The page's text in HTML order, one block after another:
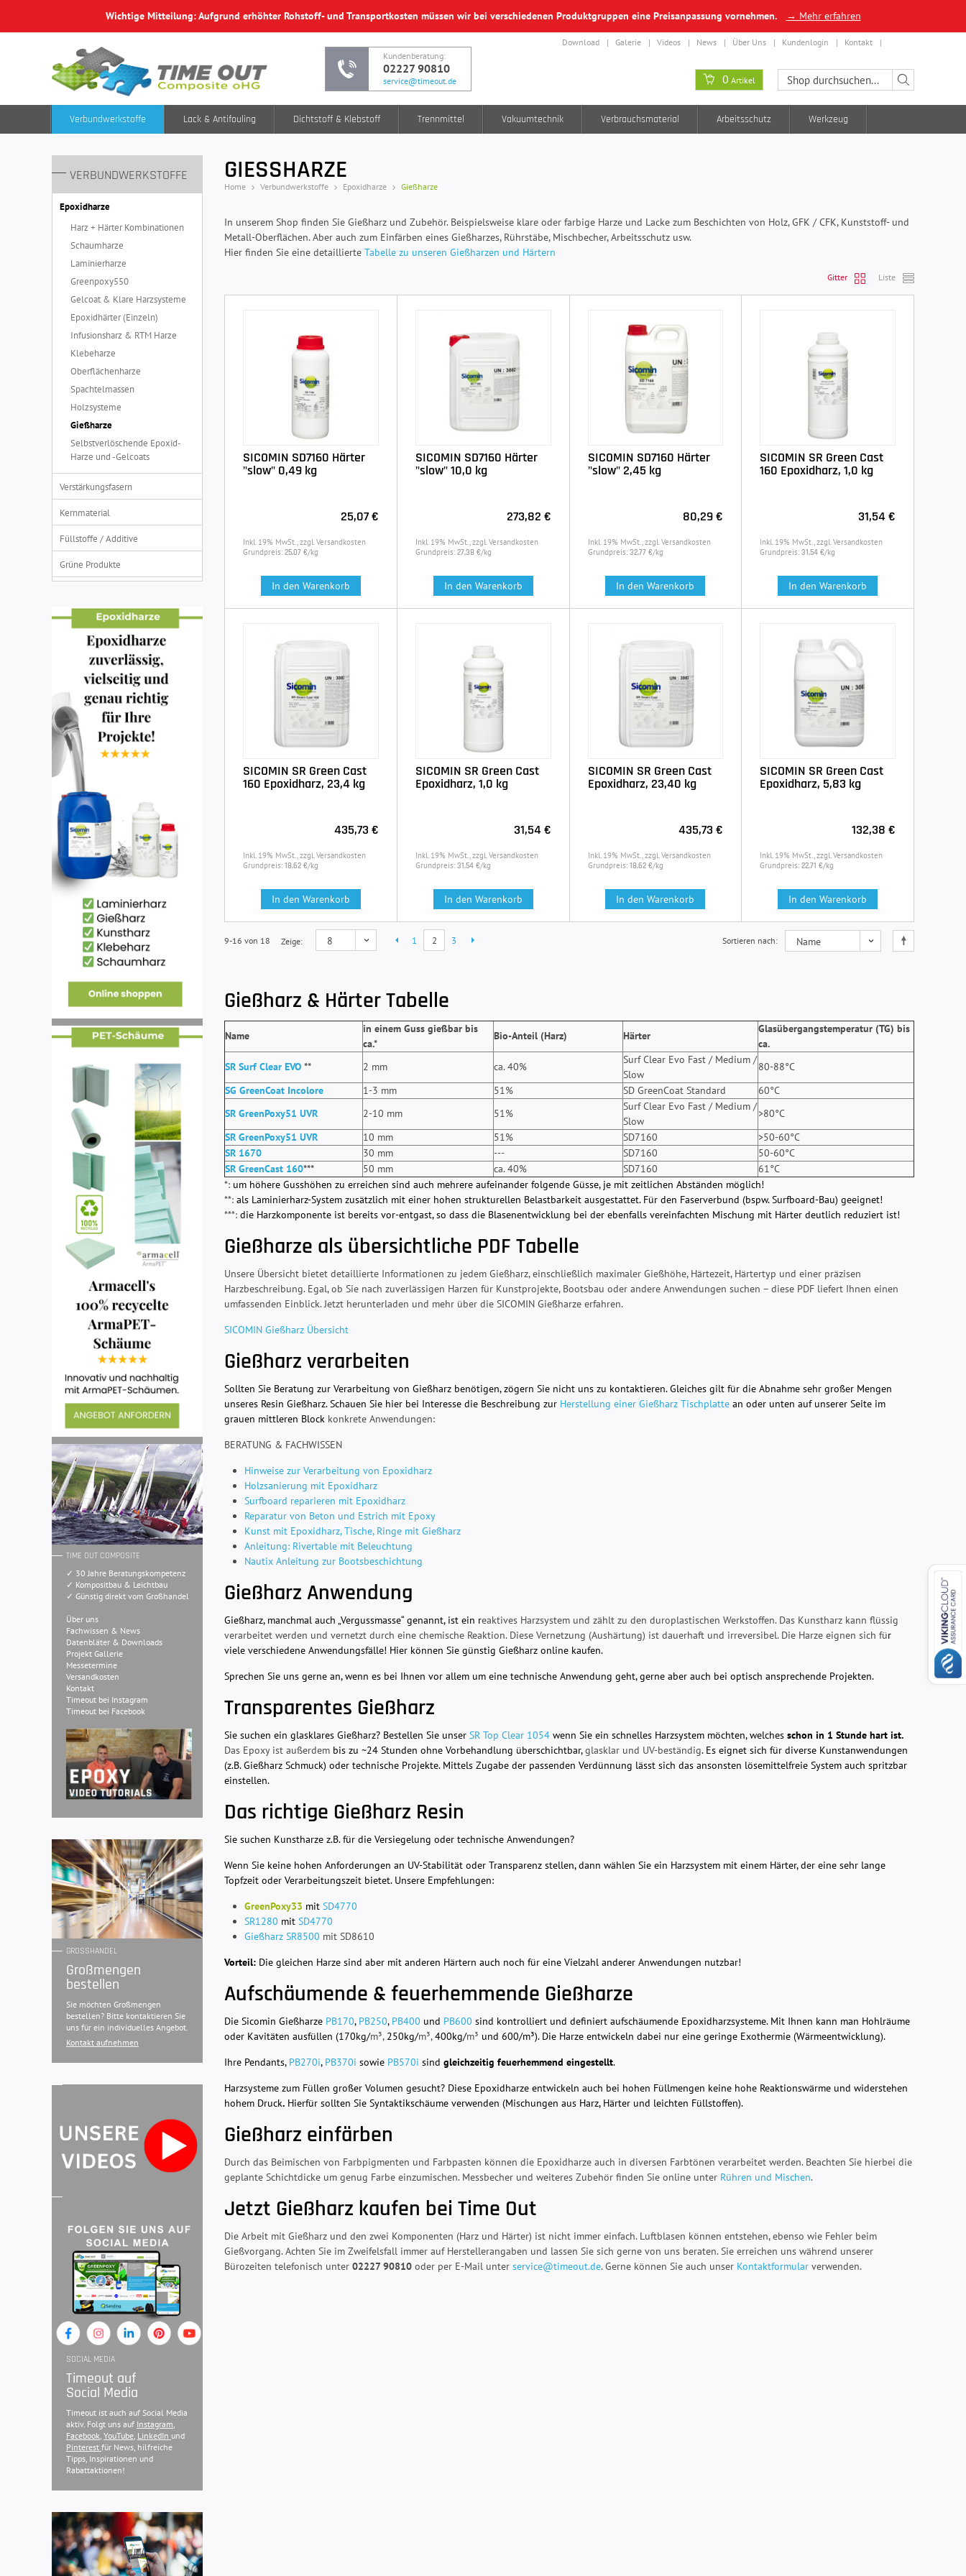
Wichtige Mitteilung: Aufgrund erhöhter Rohstoff- und Transportkosten müssen wir bei verschiedenen Produktgruppen eine Preisanpassung vornehmen. → Mehr erfahren
Kundenberatung:
02227 90810
service@timeout.de
Download Galerie Videos News Über Uns Kundenlogin Kontakt
0 Artikel
Verbundwerkstoffe Lack & Antifouling Dichtstoff & Klebstoff Trennmittel Vakuumtechnik Verbrauchsmaterial Arbeitsschutz Werkzeug
VERBUNDWERKSTOFFE
Epoxidharze
Harz + Härter Kombinationen
Schaumharze
Laminierharze
Greenpoxy550
Gelcoat & Klare Harzsysteme
Epoxidhärter (Einzeln)
Infusionsharz & RTM Harze
Klebeharze
Oberflächenharze
Spachtelmassen
Holzsysteme
Gießharze
Selbstverlöschende Epoxid-
Harze und -Gelcoats
Verstärkungsfasern
Kernmaterial
Füllstoffe / Additive
Grüne Produkte
GIESSHARZE
Home Verbundwerkstoffe Epoxidharze Gießharze
In unserem Shop finden Sie Gießharz und Zubehör. Beispielsweise klare oder farbige Harze und Lacke zum Beschichten von Holz, GFK / CFK, Kunststoff- und
Metall-Oberflächen. Aber auch zum Einfärben eines Gießharzes, Rührstäbe, Mischbecher, Arbeitsschutz usw.
Hier finden Sie eine detaillierte Tabelle zu unseren Gießharzen und Härtern
Gitter Liste
SICOMIN SD7160 Härter
"slow" 0,49 kg
25,07 €
Inkl. 19% MwSt., zzgl. Versandkosten
Grundpreis: 25,07 €/kg
In den Warenkorb
SICOMIN SD7160 Härter
"slow" 10,0 kg
273,82 €
Inkl. 19% MwSt., zzgl. Versandkosten
Grundpreis: 27,38 €/kg
In den Warenkorb
SICOMIN SD7160 Härter
"slow" 2,45 kg
80,29 €
Inkl. 19% MwSt., zzgl. Versandkosten
Grundpreis: 32,77 €/kg
In den Warenkorb
SICOMIN SR Green Cast
160 Epoxidharz, 1,0 kg
31,54 €
Inkl. 19% MwSt., zzgl. Versandkosten
Grundpreis:31,54 €/kg
In den Warenkorb
SICOMIN SR Green Cast
160 Epoxidharz, 23,4 kg
435,73 €
Inkl. 19% MwSt., zzgl. Versandkosten
Grundpreis: 18,62 €/kg
In den Warenkorb
SICOMIN SR Green Cast
Epoxidharz, 1,0 kg
31,54 €
Inkl. 19% MwSt., zzgl. Versandkosten
Grundpreis: 31,54 €/kg
In den Warenkorb
SICOMIN SR Green Cast
Epoxidharz, 23,40 kg
435,73 €
Inkl. 19% MwSt., zzgl. Versandkosten
Grundpreis: 18,62 €/kg
In den Warenkorb
SICOMIN SR Green Cast
Epoxidharz, 5,83 kg
132,38 €
Inkl. 19% MwSt., zzgl. Versandkosten
Grundpreis:22,71 €/kg
In den Warenkorb
Sortieren nach
9-16 von 18 Zeige 1 2 3
Gießharz & Härter Tabelle
Name
in einem Guss gießbar bis
ca.*
Bio-Anteil (Harz) Härter
Glasübergangstemperatur (TG) bis
ca.
SR Surf Clear EVO ** 2 mm ca. 40%
Surf Clear Evo Fast / Medium /
Slow
80-88°C
SG GreenCoat Incolore
1-3 mm 51% SD GreenCoat Standard
60°C
SR GreenPoxy51 UVR
2-10 mm 51%
Surf Clear Evo Fast / Medium /
Slow
>80°C
SR GreenPoxy51 UVR
10 mm 51% SD7160
>50-60°C
SR 1670
30 mm --- SD7160
50-60°C
SR GreenCast 160*** 50 mm ca. 40% SD7160
61°C
*: um höhere Gusshöhen zu erreichen sind auch mehrere aufeinander folgende Güsse, je mit zeitlichen Abständen möglich!
**: als Laminierharz-System zusätzlich mit einer hohen strukturellen Belastbarkeit ausgestattet. Für den Faserverbund (bspw. Surfboard-Bau) geeignet!
***: die Harzkomponente ist bereits vor-entgast, so dass die Blasenentwicklung bei der ebenfalls vereinfachten Mischung mit Härter deutlich reduziert ist!
Gießharze als übersichtliche PDF Tabelle
Unsere Übersicht bietet detaillierte Informationen zu jedem Gießharz, einschließlich maximaler Gießhöhe, Härtezeit, Härtertyp und einer präzisen
Harzbeschreibung. Egal, ob Sie nach zuverlässigen Harzen für Kunstprojekte, Bootsbau oder andere Anwendungen suchen – diese PDF liefert Ihnen einen
umfassenden Einblick. Jetzt herunterladen und mehr über die SICOMIN Gießharze erfahren.
SICOMIN Gießharz Übersicht
Gießharz verarbeiten
Sollten Sie Beratung zur Verarbeitung von Gießharz benötigen, zögern Sie nicht uns zu kontaktieren. Gleiches gilt für die Abnahme sehr großer Mengen
unseres Resin Gießharz. Schauen Sie hier bei Interesse die Beschreibung zur Herstellung einer Gießharz Tischplatte an oder unten auf unserer Seite im
grauen mittleren Block konkrete Anwendungen:
BERATUNG & FACHWISSEN
Hinweise zur Verarbeitung von Epoxidharz
Holzsanierung mit Epoxidharz
Surfboard reparieren mit Epoxidharz
Reparatur von Beton und Estrich mit Epoxy
Kunst mit Epoxidharz, Tische, Ringe mit Gießharz
Anleitung: Rivertable mit Beleuchtung
Nautix Anleitung zur Bootsbeschichtung
Gießharz Anwendung
Gießharz, manchmal auch „Vergussmasse“ genannt, ist ein reaktives Harzsystem und zählt zu den duroplastischen Werkstoffen. Das Kunstharz kann flüssig
verarbeitet werden und vernetzt durch eine chemische Reaktion. Diese Vernetzung (Aushärtung) ist dauerhaft und irreversibel. Die Harze eignen sich für
viele verschiedene Anwendungsfälle! Hier können Sie günstig Gießharz online kaufen.
Sprechen Sie uns gerne an, wenn es bei Ihnen vor allem um eine technische Anwendung geht, gerne aber auch bei optisch ansprechende Projekten.
Transparentes Gießharz
Sie suchen ein glasklares Gießharz? Bestellen Sie unser SR Top Clear 1054 wenn Sie ein schnelles Harzsystem möchten, welches schon in 1 Stunde hart ist.
Das Epoxy ist außerdem bis zu ~24 Stunden ohne Vorbehandlung überschichtbar,glasklar und UV-beständig. Es eignet sich für diverse Kunstanwendungen
(z.B. Gießharz Schmuck) oder technische Projekte. Mittels Zugabe der passenden Verdünnung lässt sich das ansonsten lösemittelfreie System auch spritzbar
einstellen.
Das richtige Gießharz Resin
Sie suchen Kunstharze z.B. für die Versiegelung oder technische Anwendungen?
Wenn Sie keine hohen Anforderungen an UV-Stabilität oder Transparenz stellen, dann wählen Sie ein Harzsystem mit einem Härter, der eine sehr lange
Topfzeit oder Verarbeitungszeit bietet. Unsere Empfehlungen:
GreenPoxy33 mit SD4770
SR1280 mit SD4770
Gießharz SR8500 mit SD8610
Vorteil: Die gleichen Harze sind aber mit anderen Härtern auch noch für eine Vielzahl anderer Anwendungen nutzbar!
Aufschäumende & feuerhemmende Gießharze
Die Sicomin Gießharze PB170, PB250, PB400 und PB600 sind kontrolliert und definiert aufschäumende Epoxidharzsysteme. Mit Ihnen kann man Hohlräume
oder Kavitäten ausfüllen (170kg/m³,250kg/m³,400kg/m³ und 600/m³). Die Harze entwickeln dabei nur eine geringe Exothermie (Wärmeentwicklung).
Ihre Pendants, PB270i, PB370i sowie PB570i sind gleichzeitig feuerhemmend eingestellt.
Harzsysteme zum Füllen großer Volumen gesucht? Diese Epoxidharze entwickeln auch bei hohen Füllmengen keine hohe Reaktionswärme und widerstehen
hohem Druck. Hierfür sollten Sie Syntaktikschäume verwenden (Mischungen aus Harz, Härter und leichten Füllstoffen).
Gießharz einfärben
Durch das Beimischen von Farbpigmenten und Farbpasten können die Epoxidharze auch in diversen Farbtönen verarbeitet werden. Beachten Sie hierbei die
geplante Schichtdicke um genug Farbe einzumischen. Messbecher und weiteres Zubehör finden Sie online unter Rühren und Mischen.
Jetzt Gießharz kaufen bei Time Out
Die Arbeit mit Gießharz und den zwei Komponenten (Harz und Härter) ist nicht immer einfach. Luftblasen können entstehen, ebenso wie Fehler beim
Gießvorgang. Achten Sie im Zweifelsfall immer auf Herstellerangaben und lassen Sie sich gerne von uns beraten. Sie erreichen uns während unserer
Bürozeiten telefonisch unter 02227 90810 oder per E-Mail unter service@timeout.de. Gerne können Sie auch unser Kontaktformular verwenden.
TIME OUT COMPOSITE
✓ 30 Jahre Beratungskompetenz
✓ Kompositbau & Leichtbau
✓ Günstig direkt vom Großhandel
Über uns
Fachwissen & News
Datenbläter & Downloads
Projekt Gallerie
Messetermine
Versandkosten
Kontakt
Timeout bei Instagram
Timeout bei Facebook
GROSSHANDEL
Großmengen
bestellen
Sie möchten Großmengen
bestellen? Bitte kontaktieren Sie
uns für ein individuelles Angebot.
Kontakt aufnehmen
SOCIAL MEDIA
Timeout auf
Social Media
Timeout ist auch auf Social Media
aktiv. Folgt uns auf Instagram,
Facebook, YouTube, LinkedIn und
Pinterest für News, hilfreiche
Tipps, Inspirationen und
Rabattaktionen!